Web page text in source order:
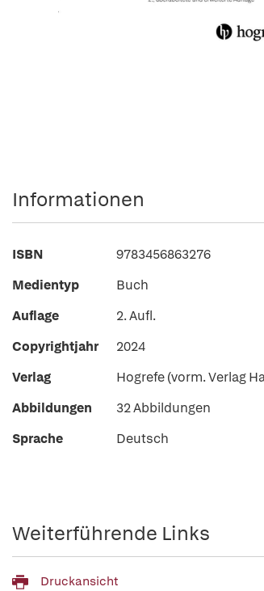
Informationen
ISBN
9783456863276
Medientyp
Buch
Auflage
2. Aufl.
Copyrightjahr
2024
Verlag
Hogrefe (vorm. Verlag
Abbildungen
32 Abbildungen
Sprache
Deutsch
Weiterführende Links
Druckansicht